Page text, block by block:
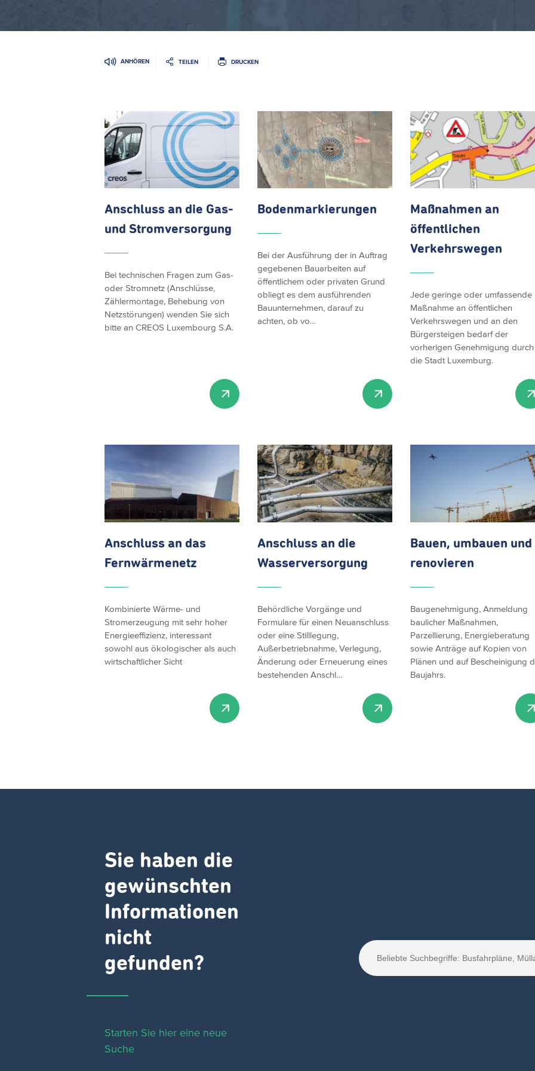
ANHÖREN TEILEN DRUCKEN
Anschluss an die Gas-
und Stromversorgung
Bei technischen Fragen zum Gas-
oder Stromnetz (Anschlüsse,
Zählermontage, Behebung von
Netzstörungen) wenden Sie sich
bitte an CREOS Luxembourg S.A.
Bodenmarkierungen
Bei der Ausführung der in Auftrag
gegebenen Bauarbeiten auf
öffentlichem oder privaten Grund
obliegt es dem ausführenden
Bauunternehmen, darauf zu
achten, ob vo…
Maßnahmen an
öffentlichen
Verkehrswegen
Jede geringe oder umfassende
Maßnahme an öffentlichen
Verkehrswegen und an den
Bürgersteigen bedarf der
vorherigen Genehmigung durch
die Stadt Luxemburg.
Anschluss an das
Fernwärmenetz
Kombinierte Wärme- und
Stromerzeugung mit sehr hoher
Energieeffizienz, interessant
sowohl aus ökologischer als auch
wirtschaftlicher Sicht
Anschluss an die
Wasserversorgung
Behördliche Vorgänge und
Formulare für einen Neuanschluss
oder eine Stilllegung,
Außerbetriebnahme, Verlegung,
Änderung oder Erneuerung eines
bestehenden Anschl…
Bauen, umbauen und
renovieren
Baugenehmigung, Anmeldung
baulicher Maßnahmen,
Parzellierung, Energieberatung
sowie Anträge auf Kopien von
Plänen und auf Bescheinigung
Baujahrs.
Sie haben die
gewünschten
Informationen
nicht
gefunden?
Starten Sie hier eine neue
Suche